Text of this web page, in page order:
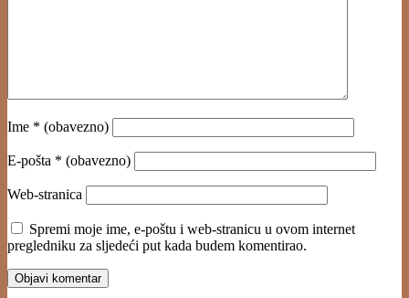
Ime * (obavezno)
E-pošta * (obavezno)
Web-stranica
Spremi moje ime, e-poštu i web-stranicu u ovom internet
pregledniku za sljedeći put kada budem komentirao.